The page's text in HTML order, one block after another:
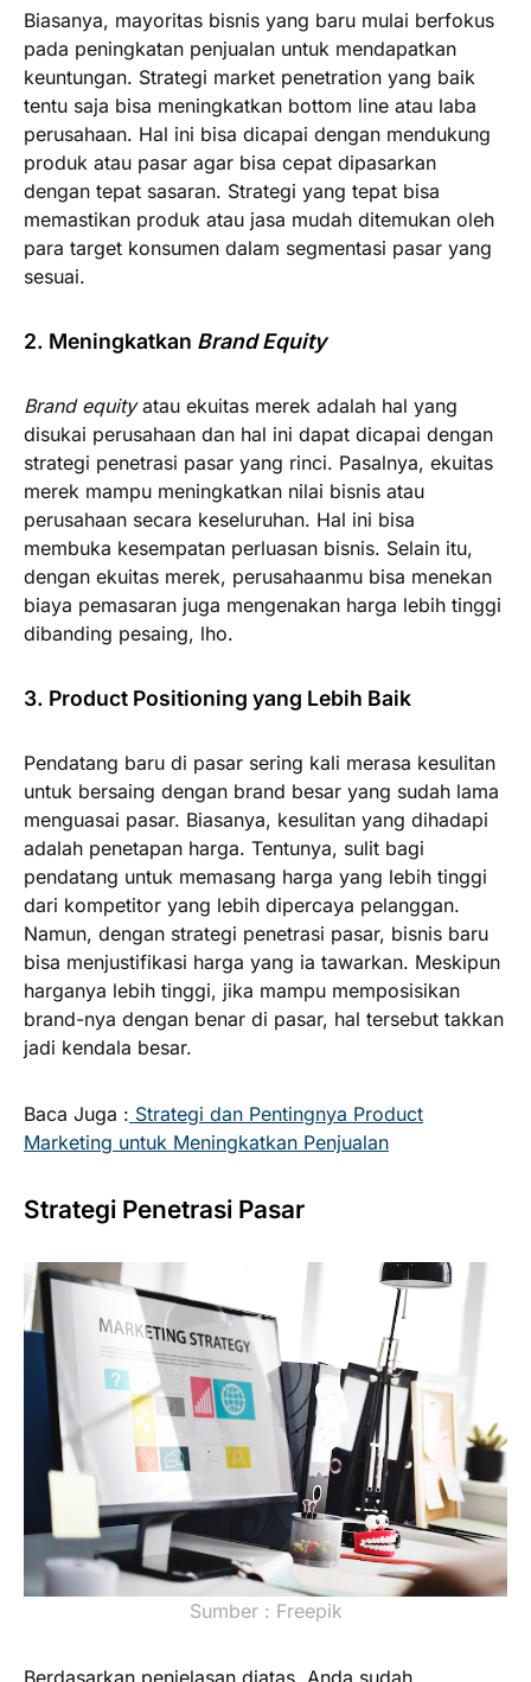
Biasanya, mayoritas bisnis yang baru mulai berfokus
pada peningkatan penjualan untuk mendapatkan
keuntungan. Strategi market penetration yang baik
tentu saja bisa meningkatkan bottom line atau laba
perusahaan. Hal ini bisa dicapai dengan mendukung
produk atau pasar agar bisa cepat dipasarkan
dengan tepat sasaran. Strategi yang tepat bisa
memastikan produk atau jasa mudah ditemukan oleh
para target konsumen dalam segmentasi pasar yang
sesuai.
2. Meningkatkan Brand Equity
Brand equityatau ekuitas merek adalah hal yang
disukai perusahaan dan hal ini dapat dicapai dengan
strategi penetrasi pasar yang rinci. Pasalnya, ekuitas
merek mampu meningkatkan nilai bisnis atau
perusahaan secara keseluruhan. Hal ini bisa
membuka kesempatan perluasan bisnis. Selain itu,
dengan ekuitas merek, perusahaanmu bisa menekan
biaya pemasaran juga mengenakan harga lebih tinggi
dibanding pesaing, lho.
3. Product Positioning yang Lebih Baik
Pendatang baru di pasar sering kali merasa kesulitan
untuk bersaing dengan brand besar yang sudah lama
menguasai pasar. Biasanya, kesulitan yang dihadapi
adalah penetapan harga. Tentunya, sulit bagi
pendatang untuk memasang harga yang lebih tinggi
dari kompetitor yang lebih dipercaya pelanggan.
Namun, dengan strategi penetrasi pasar, bisnis baru
bisa menjustifikasi harga yang ia tawarkan. Meskipun
harganya lebih tinggi, jika mampu memposisikan
brand-nya dengan benar di pasar, hal tersebut takkan
jadi kendala besar.
Baca Juga : Strategi dan Pentingnya Product
Marketing untuk Meningkatkan Penjualan
Strategi Penetrasi Pasar
Sumber : Freepik
Berdasarkan penjelasan diatas, Anda sudah